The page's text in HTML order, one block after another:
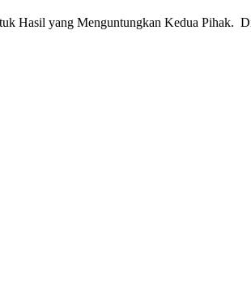
Hasil yang Menguntungkan Kedua Pihak.